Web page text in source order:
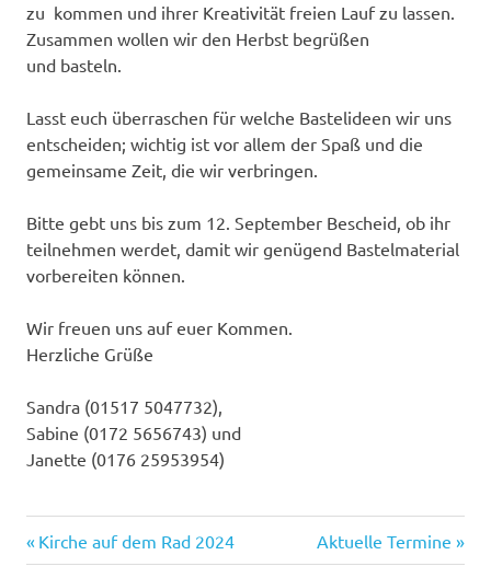
zu kommen und ihrer Kreativität freien Lauf zu lassen.
Zusammen wollen wir den Herbst begrüßen
und basteln.
Lasst euch überraschen für welche Bastelideen wir uns
entscheiden; wichtig ist vor allem der Spaß und die
gemeinsame Zeit, die wir verbringen.
Bitte gebt uns bis zum 12. September Bescheid, ob ihr
teilnehmen werdet, damit wir genügend Bastelmaterial
vorbereiten können.
Wir freuen uns auf euer Kommen.
Herzliche Grüße
Sandra (01517 5047732),
Sabine (0172 5656743) und
Janette (0176 25953954)
Beitragsnavigation
Vorheriger
Beitrag:
Kirche auf dem Rad 2024
Nächster
Beitrag:
Aktuelle Termine